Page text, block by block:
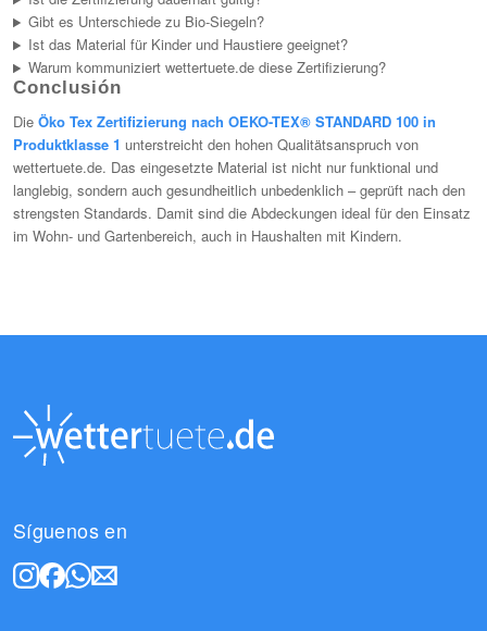
Gibt es Unterschiede zu Bio-Siegeln?
Ist das Material für Kinder und Haustiere geeignet?
Warum kommuniziert wettertuete.de diese Zertifizierung?
Conclusión
Die Öko Tex Zertifizierung nach OEKO-TEX® STANDARD 100 in
Produktklasse 1 unterstreicht den hohen Qualitätsanspruch von
wettertuete.de. Das eingesetzte Material ist nicht nur funktional und
langlebig, sondern auch gesundheitlich unbedenklich – geprüft nach den
strengsten Standards. Damit sind die Abdeckungen ideal für den Einsatz
im Wohn- und Gartenbereich, auch in Haushalten mit Kindern.
Síguenos en